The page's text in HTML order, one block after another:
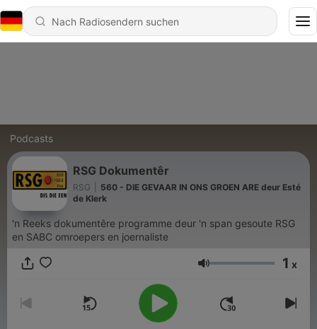
Podcasts
RSG Dokumentêr
RSG
560 - DIE GEVAAR IN ONS GROEN ARE deur Esté
de Klerk
'n Reeks dokumentêre programme deur 'n span gesoute RSG
en SABC omroepers en joernaliste
Lautstärke 1 x